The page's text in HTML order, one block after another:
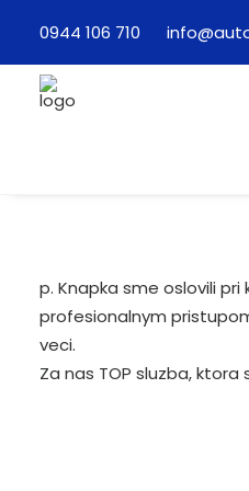
0944 106 710
p. Knapka sme oslovili
profesionalnym
veci.
Za nas TOP sluzba, ktora